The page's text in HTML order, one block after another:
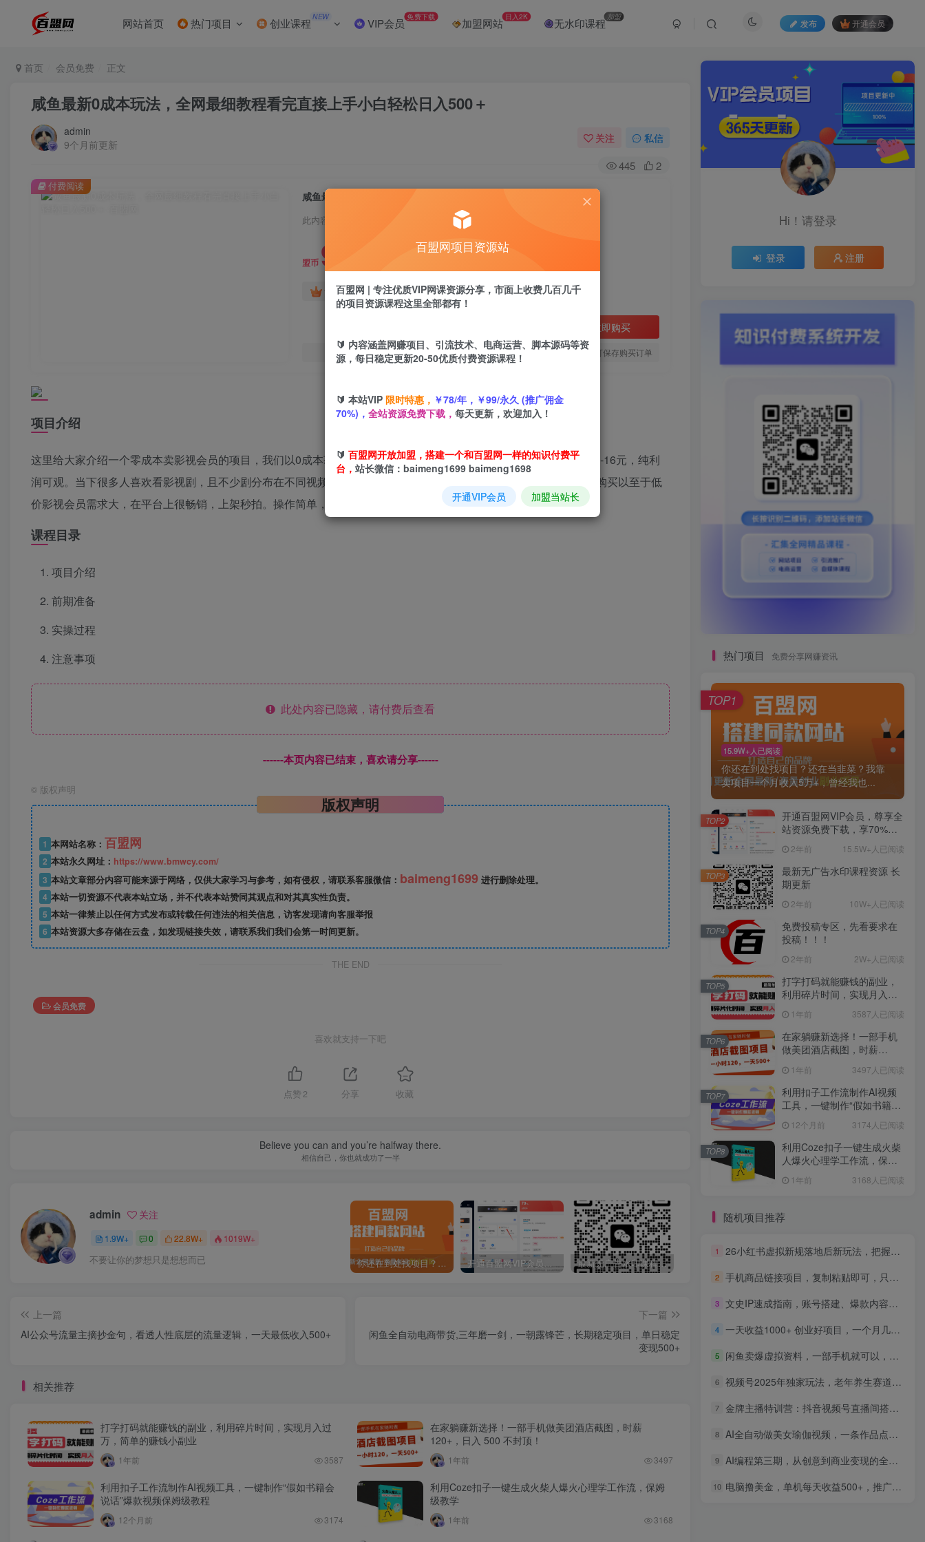
网站首页 热门项目 创业课程 NEW VIP会员 免费下载 加盟网站 日入2K 无水印课程 加盟
发布 开通会员
首页 会员免费 正文
咸鱼最新0成本玩法，全网最细教程看完直接上手小白轻松日入500＋
admin
9个月前更新
关注 私信
445 2
咸鱼最新0成本玩法，全网最细教程看完直接上手小白轻松日入500＋
此内容为付费阅读，请付费后查看
盟币 9.9
黄金会员免费 超级会员免费
立即购买
您当前未登录！建议登陆后购买，可保存购买订单
付费阅读
项目介绍
这里给大家介绍一个零成本卖影视会员的项目，我们以0成本获取影视会员，然后在闲鱼等购物平台上售卖，一单卖10-16元，纯利
润可观。当下很多人喜欢看影视剧，且不少剧分布在不同视频 APP，开多个会员费用高，所以很多人会选择各大平台购买以至于低
价影视会员需求大，在平台上很畅销，上架秒拍。操作简单，每天在手机上发布商品，客户下单后帮忙开通即可收款。​
课程目录
项目介绍
前期准备
实操过程
注意事项
此处内容已隐藏，请付费后查看
------本页内容已结束，喜欢请分享------
© 版权声明
版权声明
1 本网站名称： 百盟网
2 本站永久网址： https://www.bmwcy.com/
3 本站文章部分内容可能来源于网络，仅供大家学习与参考，如有侵权，请联系客服微信： baimeng1699 进行删除处理。
4 本站一切资源不代表本站立场，并不代表本站赞同其观点和对其真实性负责。
5 本站一律禁止以任何方式发布或转载任何违法的相关信息，访客发现请向客服举报
6 本站资源大多存储在云盘，如发现链接失效，请联系我们我们会第一时间更新。
THE END
会员免费
喜欢就支持一下吧
点赞 2 分享 收藏
Believe you can and you’re halfway there.
相信自己，你也就成功了一半
admin 关注
1.9W+ 0 22.8W+ 1019W+
不要让你的梦想只是想想而已 你还在到处找项目？还在当韭菜？我靠卖项目一个月收入5万+，曾经我也是个失败者。 最新无广告水印课程资源 长期更新
上一篇
AI公众号流量主摘抄金句，看透人性底层的流量逻辑，一天最低收入500+
下一篇
闲鱼全自动电商带货,三年磨一剑，一朝露锋芒，长期稳定项目，单日稳定
变现500+
相关推荐
打字打码就能赚钱的副业，利用碎片时间，实现月入过
万，简单的赚钱小副业
1年前 3587
在家躺赚新选择！一部手机做美团酒店截图，时薪
120+，日入 500 不封顶！
1年前 3497
利用扣子工作流制作AI视频工具，一键制作“假如书籍会
说话”爆款视频保姆级教程
12个月前 3174
利用Coze扣子一键生成火柴人爆火心理学工作流，保姆
级教学
1年前 3168
Hi！请登录
登录 注册
热门项目 免费分享网赚资讯
15.9W+人已阅读
你还在到处找项目？还在当韭菜？我靠
卖项目一个月收入5万+，曾经我也...
TOP1
开通百盟网VIP会员，尊享全
站资源免费下载，享70%的
惠】2年前 15.5W+人已阅读
TOP2
最新无广告水印课程资源 长
期更新
2年前 10W+人已阅读
TOP3
免费投稿专区，先看要求在
投稿！！！
2年前 2W+人已阅读
TOP4
打字打码就能赚钱的副业，
利用碎片时间，实现月入过
1年前 3587人已阅读
TOP5
在家躺赚新选择！一部手机
做美团酒店截图，时薪
1年前 3497人已阅读
TOP6
利用扣子工作流制作AI视频
工具，一键制作“假如书籍会
12个月前 3174人已阅读
TOP7
利用Coze扣子一键生成火柴
人爆火心理学工作流，保姆
1年前 3168人已阅读
TOP8
随机项目推荐
1 26小红书虚拟新规落地后新玩法，把握新风向轻松日入600＋
2 手机商品链接项目，复制粘贴即可，只要有手机，任务不限，日赚300+
3 文史IP速成指南，账号搭建、爆款内容制作及变现策略，15天涨粉1万+
4 一天收益1000+ 创业好项目，一个月几个W，好上手，勤奋点收益会更高
5 闲鱼卖爆虚拟资料，一部手机就可以，小白看完这个方法，也能日入1000+
6 视频号2025年独家玩法，老年养生赛道，无脑搬运爆款视频，日入2000+
7 金牌主播特训营：抖音视频号直播间搭建选品，高转化话术直播复盘实操教学
8 AI全自动做美女瑜伽视频，一条作品点赞10w+，3分钟一个视频，条条上热门，单月收益3万+
9 AI编程第三期，从创意到商业变现的全链路实战课，真正把创意变成可盈利的商业项目(更新05月15日)
10 电脑撸美金，单机每天收益500+，推广轻松日入1000+
百盟网项目资源站
百盟网 | 专注优质VIP网课资源分享，市面上收费几百几千
的项目资源课程这里全部都有！
🔰 内容涵盖网赚项目、引流技术、电商运营、脚本源码等资
源，每日稳定更新20-50优质付费资源课程！
🔰 本站VIP 限时特惠， ￥78/年，￥99/永久 (推广佣金
70%)， 全站资源免费下载， 每天更新，欢迎加入！
🔰 百盟网开放加盟，搭建一个和百盟网一样的知识付费平
台， 站长微信：baimeng1699 baimeng1698
开通VIP会员 加盟当站长